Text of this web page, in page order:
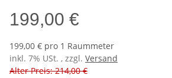
199,00 €
199,00 € pro 1 Raummeter
inkl. 7% USt. , zzgl. Versand
Alter Preis: 214,00 €